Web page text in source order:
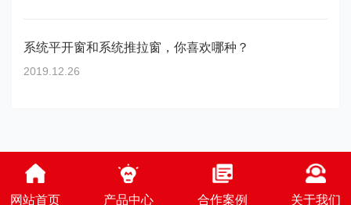
系统平开窗和系统推拉窗，你喜欢哪种？
2019.12.26
网站首页 产品中心 合作案例 关于我们